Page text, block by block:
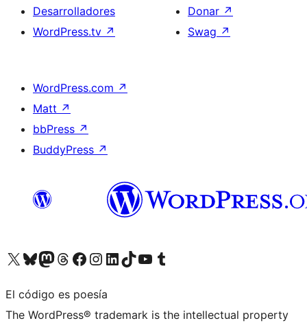
Desarrolladores
WordPress.tv ↗
Donar ↗
Swag ↗
WordPress.com ↗
Matt ↗
bbPress ↗
BuddyPress ↗
Visita nuestra cuenta de X (anteriormente Twitter)
Visita nuestra cuenta de Bluesky
Visita nuestra cuenta de Mastodon
Visita nuestra cuenta de Threads
Visita nuestra página de Facebook
Visita nuestra cuenta de Instagram
Visita nuestra cuenta de LinkedIn
Visita nuestra cuenta de TikTok
Visita nuestro canal de YouTube
Visita nuestra cuenta de Tumblr
El código es poesía
The WordPress® trademark is the intellectual property